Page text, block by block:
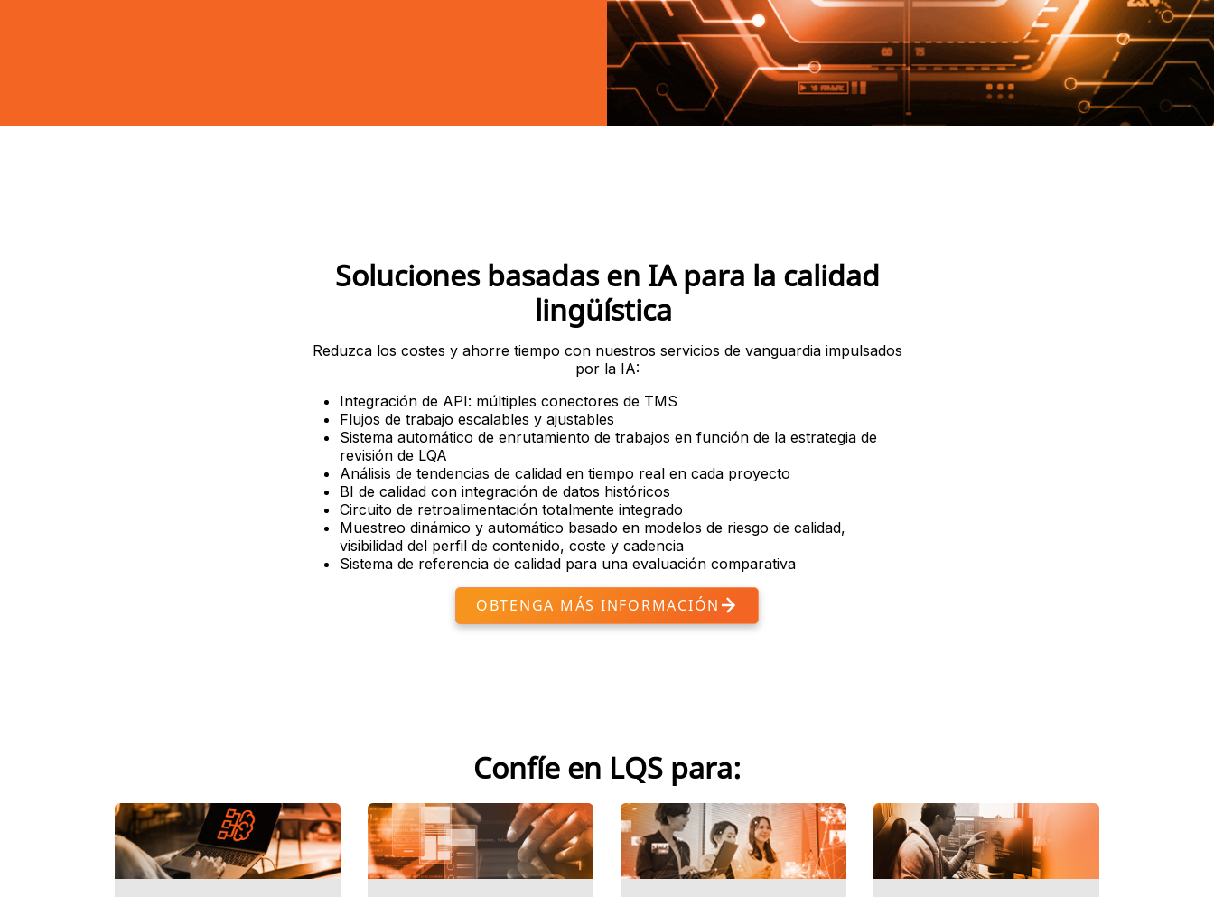
Soluciones basadas en IA para la calidad
lingüística
Reduzca los costes y ahorre tiempo con nuestros servicios de vanguardia impulsados
por la IA:
Integración de API: múltiples conectores de TMS
Flujos de trabajo escalables y ajustables
Sistema automático de enrutamiento de trabajos en función de la estrategia de
revisión de LQA
Análisis de tendencias de calidad en tiempo real en cada proyecto
BI de calidad con integración de datos históricos
Circuito de retroalimentación totalmente integrado
Muestreo dinámico y automático basado en modelos de riesgo de calidad,
visibilidad del perfil de contenido, coste y cadencia
Sistema de referencia de calidad para una evaluación comparativa
OBTENGA MÁS INFORMACIÓN
Confíe en LQS para: